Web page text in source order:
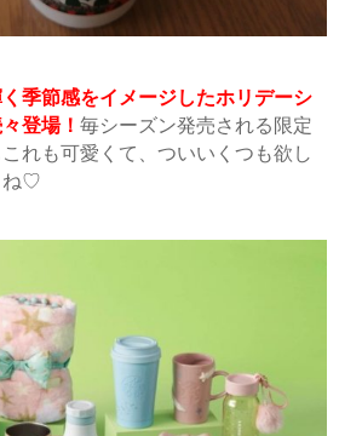
季節感をイメージしたホリデーシ
登場！ 毎シーズン発売される限定
れも可愛くて、ついいくつも欲し
ね♡